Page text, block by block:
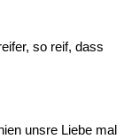
so reif, dass
unsre Liebe mal